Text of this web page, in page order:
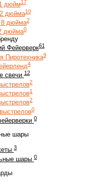
дюйм17
дюйма10
дюйма2
дюйма0
Фейерверк61
Пиротехника9
4
свечи 12
2
1
2
0
0
шары
3
шары 0